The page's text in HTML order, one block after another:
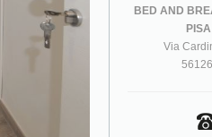
BED AND
Via